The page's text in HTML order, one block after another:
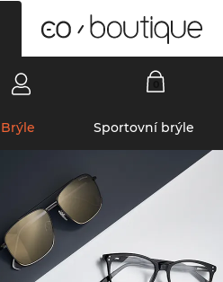
Brýle Sportovní brýle